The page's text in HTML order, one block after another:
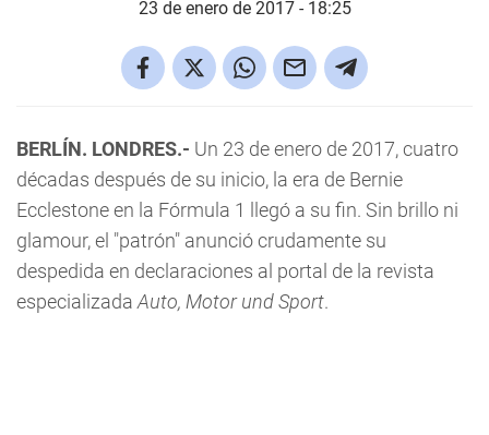
23 de enero de 2017 - 18:25
BERLÍN. LONDRES.- Un 23 de enero de 2017, cuatro
décadas después de su inicio, la era de Bernie
Ecclestone en la Fórmula 1 llegó a su fin. Sin brillo ni
glamour, el "patrón" anunció crudamente su
despedida en declaraciones al portal de la revista
especializada Auto, Motor und Sport.